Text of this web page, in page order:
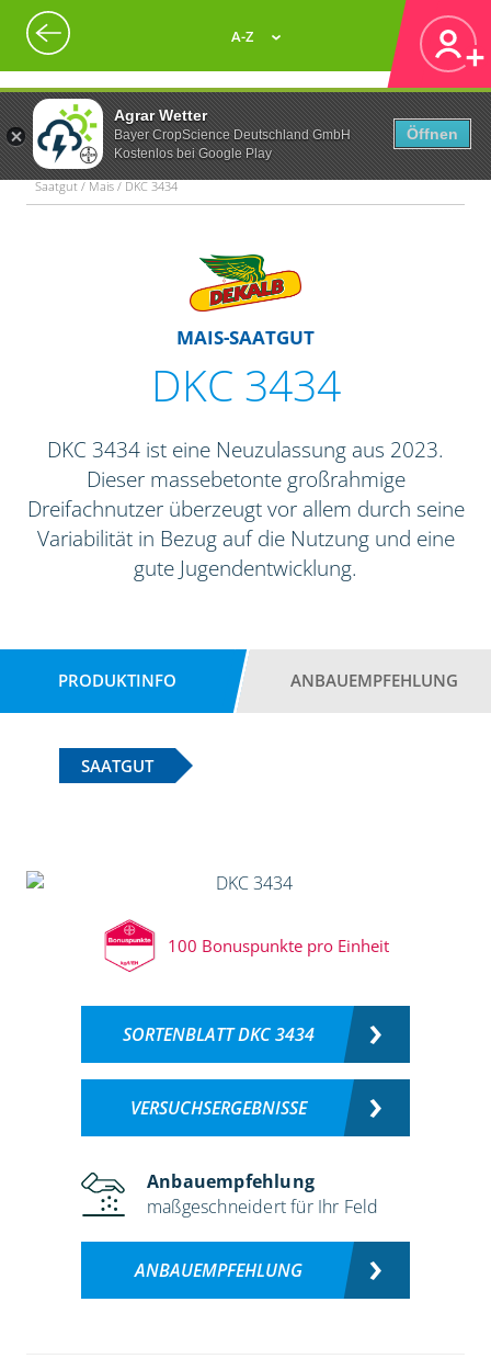
Agrar Wetter
Bayer CropScience Deutschland GmbH
Kostenlos bei Google Play
Öffnen
A-Z
Saatgut / Mais / DKC 3434
MAIS-SAATGUT
DKC 3434
DKC 3434 ist eine Neuzulassung aus 2023.
Dieser massebetonte großrahmige
Dreifachnutzer überzeugt vor allem durch seine
Variabilität in Bezug auf die Nutzung und eine
gute Jugendentwicklung.
PRODUKTINFO ANBAUEMPFEHLUNG
SAATGUT
100 Bonuspunkte pro Einheit
SORTENBLATT DKC 3434
VERSUCHSERGEBNISSE
Anbauempfehlung
maßgeschneidert für Ihr Feld
ANBAUEMPFEHLUNG